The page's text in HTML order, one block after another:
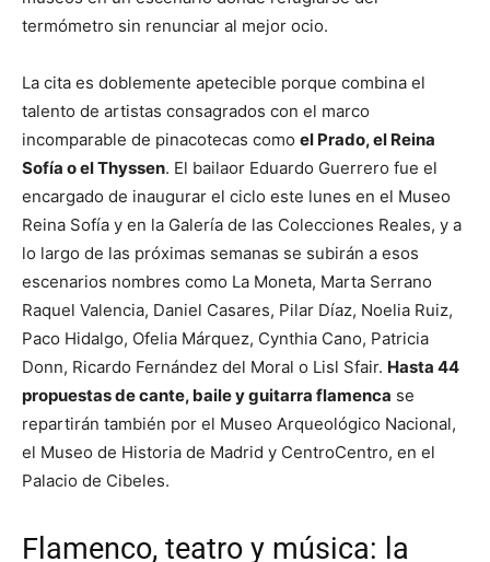
termómetro sin renunciar al mejor ocio.
La cita es doblemente apetecible porque combina el
talento de artistas consagrados con el marco
incomparable de pinacotecas como el Prado, el Reina
Sofía o el Thyssen. El bailaor Eduardo Guerrero fue el
encargado de inaugurar el ciclo este lunes en el Museo
Reina Sofía y en la Galería de las Colecciones Reales, y a
lo largo de las próximas semanas se subirán a esos
escenarios nombres como La Moneta, Marta Serrano
Raquel Valencia, Daniel Casares, Pilar Díaz, Noelia Ruiz,
Paco Hidalgo, Ofelia Márquez, Cynthia Cano, Patricia
Donn, Ricardo Fernández del Moral o Lisl Sfair. Hasta 44
propuestas de cante, baile y guitarra flamenca se
repartirán también por el Museo Arqueológico Nacional,
el Museo de Historia de Madrid y CentroCentro, en el
Palacio de Cibeles.
Flamenco, teatro y música: la